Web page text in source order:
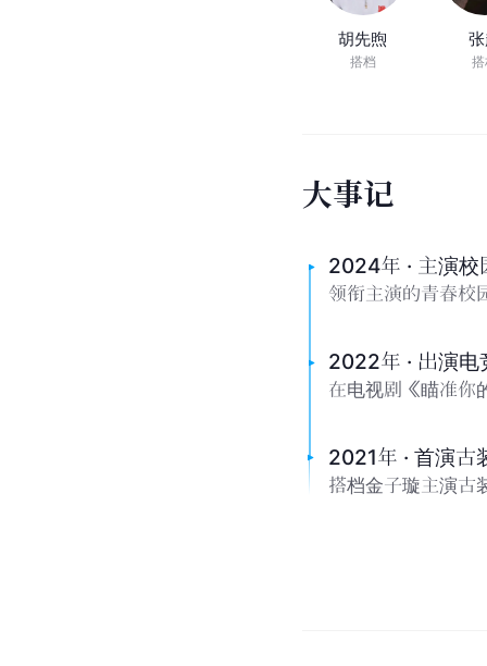
胡先煦
搭档
大事记
2024年 · 主演校
领衔主演的青春校
2022年 · 出演电
在电视剧《瞄准你
2021年 · 首演古
搭档金子璇主演古